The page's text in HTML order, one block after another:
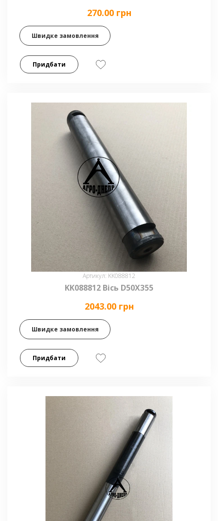
270.00 грн
Швидке замовлення
Придбати
Артикул: KK088812
KK088812 Вісь D50X355
2043.00 грн
Швидке замовлення
Придбати